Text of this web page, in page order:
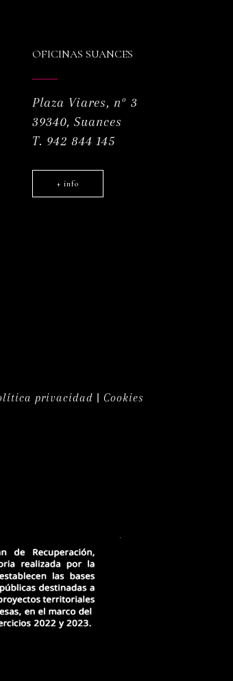
OFICINAS SUANCES
Plaza Viares, nº 3
39340, Suances
T. 942 844 145
+ info
privacidad | Cookies